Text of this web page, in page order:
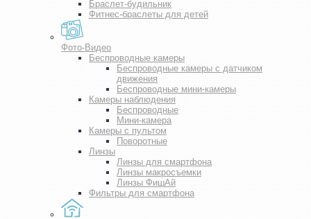
Браслет-будильник
Фитнес-браслеты для детей
Фото-Видео
Беспроводные камеры
Беспроводные камеры с датчиком
движения
Беспроводные мини-камеры
Камеры наблюдения
Беспроводные
Мини-камера
Камеры с пультом
Поворотные
Линзы
Линзы для смартфона
Линзы макросъемки
Линзы ФишАй
Фильтры для смартфона